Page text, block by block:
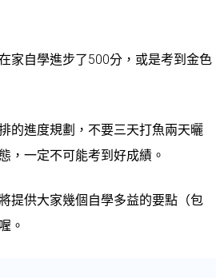
家自學進步了500分，或是考到金色
的進度規劃，不要三天打魚兩天曬
，一定不可能考到好成績。
提供大家幾個自學多益的要點（包
。